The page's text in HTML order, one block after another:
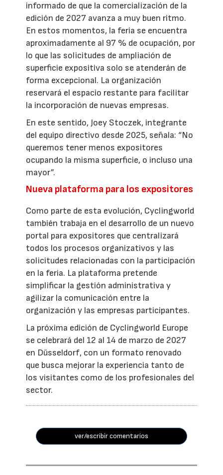
informado de que la comercialización de la
edición de 2027 avanza a muy buen ritmo.
En estos momentos, la feria se encuentra
aproximadamente al 97 % de ocupación, por
lo que las solicitudes de ampliación de
superficie expositiva solo se atenderán de
forma excepcional. La organización
reservará el espacio restante para facilitar
la incorporación de nuevas empresas.
En este sentido, Joey Stoczek, integrante
del equipo directivo desde 2025, señala: “No
queremos tener menos expositores
ocupando la misma superficie, o incluso una
mayor”.
Nueva plataforma para los expositores
Como parte de esta evolución, Cyclingworld
también trabaja en el desarrollo de un nuevo
portal para expositores que centralizará
todos los procesos organizativos y las
solicitudes relacionadas con la participación
en la feria. La plataforma pretende
simplificar la gestión administrativa y
agilizar la comunicación entre la
organización y las empresas participantes.
La próxima edición de Cyclingworld Europe
se celebrará del 12 al 14 de marzo de 2027
en Düsseldorf, con un formato renovado
que busca mejorar la experiencia tanto de
los visitantes como de los profesionales del
sector.
ver/escribir comentarios